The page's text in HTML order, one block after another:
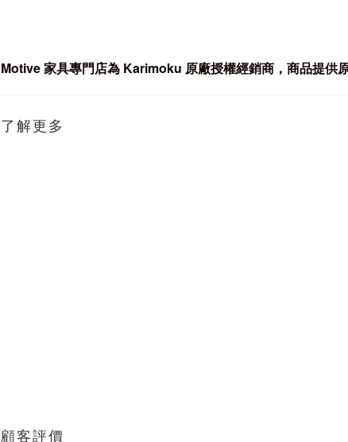
Motive家具專門店為 Karimoku 原廠授權經銷商，商品提供
了解更多
顧客評價